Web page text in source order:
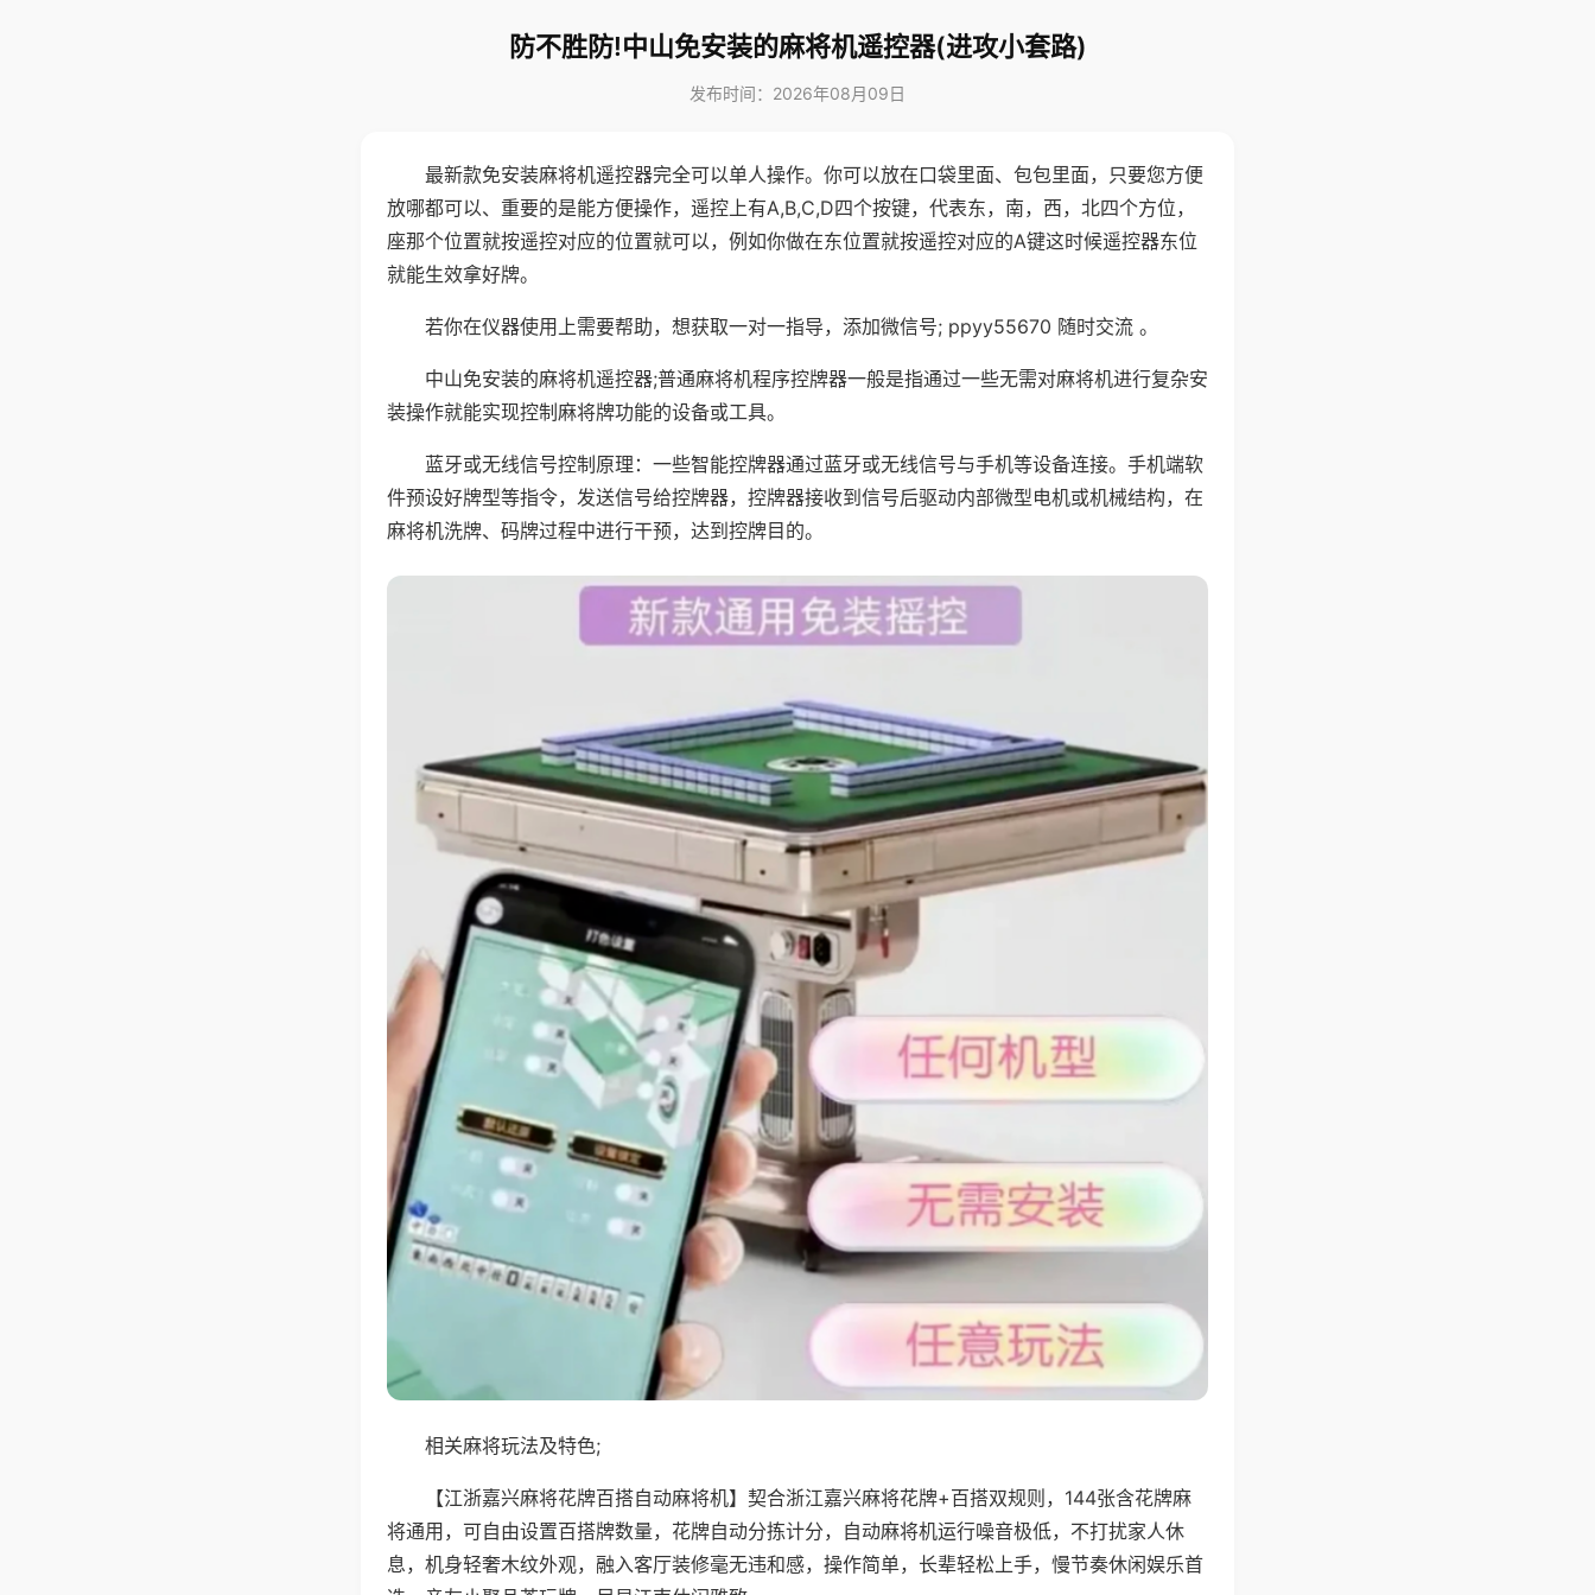
防不胜防!中山免安装的麻将机遥控器(进攻小套路)
发布时间：2026年08月09日
最新款免安装麻将机遥控器完全可以单人操作。你可以放在口袋里面、包包里面，只要您方便
放哪都可以、重要的是能方便操作，遥控上有A,B,C,D四个按键，代表东，南，西，北四个方位，
座那个位置就按遥控对应的位置就可以，例如你做在东位置就按遥控对应的A键这时候遥控器东位
就能生效拿好牌。
若你在仪器使用上需要帮助，想获取一对一指导，添加微信号; ppyy55670 随时交流 。
中山免安装的麻将机遥控器;普通麻将机程序控牌器一般是指通过一些无需对麻将机进行复杂安
装操作就能实现控制麻将牌功能的设备或工具。
蓝牙或无线信号控制原理：一些智能控牌器通过蓝牙或无线信号与手机等设备连接。手机端软
件预设好牌型等指令，发送信号给控牌器，控牌器接收到信号后驱动内部微型电机或机械结构，在
麻将机洗牌、码牌过程中进行干预，达到控牌目的。
相关麻将玩法及特色;
【江浙嘉兴麻将花牌百搭自动麻将机】契合浙江嘉兴麻将花牌+百搭双规则，144张含花牌麻
将通用，可自由设置百搭牌数量，花牌自动分拣计分，自动麻将机运行噪音极低，不打扰家人休
息，机身轻奢木纹外观，融入客厅装修毫无违和感，操作简单，长辈轻松上手，慢节奏休闲娱乐首